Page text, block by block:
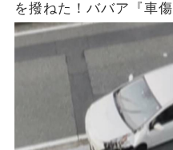
を撥ねた！ババア『車
「警察に…」ババア『
よ！』 → 結果…